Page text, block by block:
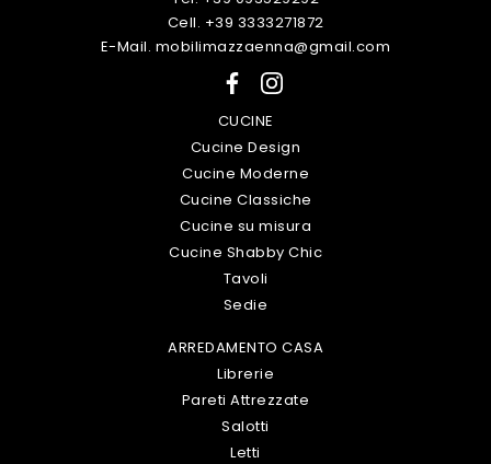
Cell. +39 3333271872
E-Mail. mobilimazzaenna@gmail.com
CUCINE
Cucine Design
Cucine Moderne
Cucine Classiche
Cucine su misura
Cucine Shabby Chic
Tavoli
Sedie
ARREDAMENTO CASA
Librerie
Pareti Attrezzate
Salotti
Letti